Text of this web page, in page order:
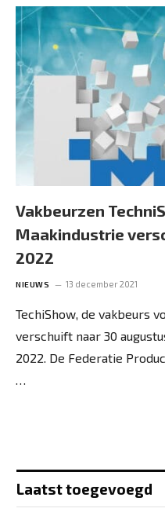
Vakbeurzen
Maakindustrie
2022
NIEUWS 13 december 2021
TechiShow, de vakbeurs
verschuift naar 30
2022. De Federatie
…
Laatst toegevoegd